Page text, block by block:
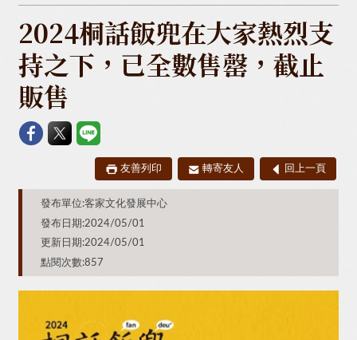
2024桐話飯兜在大家熱烈支
持之下，已全數售罄，截止
販售
友善列印 轉寄友人 回上一頁
發布單位:客家文化發展中心
發布日期:2024/05/01
更新日期:2024/05/01
點閱次數:857